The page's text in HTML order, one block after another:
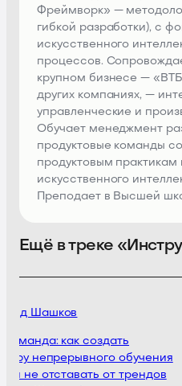
Фреймворк» —
гибкой разработки), с
искусственного
процессов.
крупном бизнесе —
других компаниях, —
управленческие и
Обучает менеджмент
продуктовые команды
продуктовым практикам
искусственного
Преподает в Высшей
Ещё в треке
Шашков
как создать
непрерывного обучения
и не отставать от трендов